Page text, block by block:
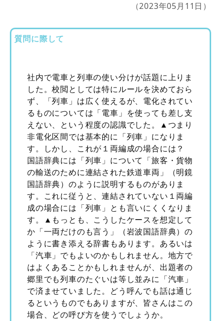
（2023年05月11日）
質問に際して
社内で電車と列車の使い分けが話題に上りま
した。校閲としては特にルールを決めておら
ず、「列車」は広く使えるが、電化されてい
るものについては「電車」を使っても差し支
えない、という程度の認識でした。▲つまり
非電化区間では基本的に「列車」になりま
す。しかし、これが１両編成の場合には？
国語辞典には「列車」について「旅客・貨物
の輸送のために連結された鉄道車両」（明鏡
国語辞典）のように説明するものがありま
す。これに従うと、連結されていない１両編
成の場合には「列車」とも言いにくくなりま
す。▲もっとも、こうしたケースを想定して
か「一両だけのも言う」（岩波国語辞典）の
ように書き添える辞書もあります。あるいは
「汽車」でもよいのかもしれません。地方で
はよくあることかもしれませんが、出題者の
郷里でも列車のたぐいは等し並みに「汽車」
で済ませていました。どう呼んでも話は通じ
るというものでもありますが、皆さんはこの
場合、どの呼び方を使うでしょうか。